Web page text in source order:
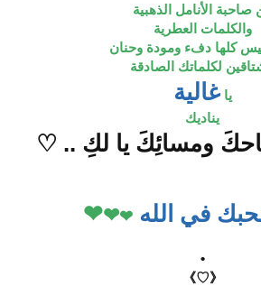
صاحبة الأنامل الذهبية
والكلمات العطرية
كلها دفء ومودة وحنان
لكلماتك الصادقة
ياغالية
يناديك
ومسائِكَ يا لكِ .. ♡
في الله ❤
❤
❤
•
《♡》